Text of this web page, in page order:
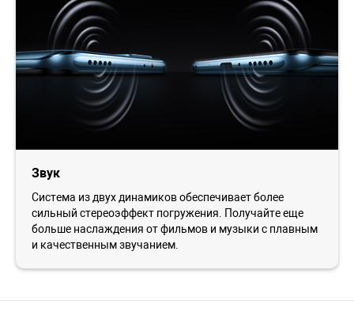
Звук
Система из двух динамиков обеспечивает более
сильный стереоэффект погружения. Получайте еще
больше наслаждения от фильмов и музыки с плавным
и качественным звучанием.